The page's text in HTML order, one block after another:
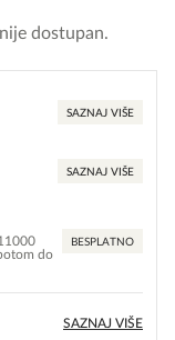
dostupan.
SAZNAJ VIŠE
SAZNAJ VIŠE
do
BESPLATNO
SAZNAJ VIŠE